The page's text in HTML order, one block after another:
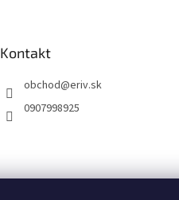
Kontakt
obchod@eriv.sk
0907998925